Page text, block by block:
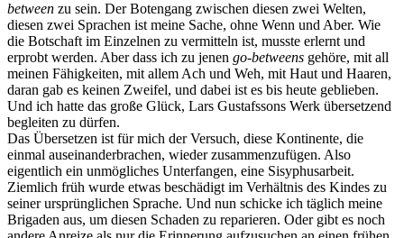
between zu sein. Der Botengang zwischen diesen zwei Welten,
diesen zwei Sprachen ist meine Sache, ohne Wenn und Aber. Wie
die Botschaft im Einzelnen zu vermitteln ist, musste erlernt und
erprobt werden. Aber dass ich zu jenen go-betweens gehöre, mit all
meinen Fähigkeiten, mit allem Ach und Weh, mit Haut und Haaren,
daran gab es keinen Zweifel, und dabei ist es bis heute geblieben.
Und ich hatte das große Glück, Lars Gustafssons Werk übersetzend
begleiten zu dürfen.
Das Übersetzen ist für mich der Versuch, diese Kontinente, die
einmal auseinanderbrachen, wieder zusammenzufügen. Also
eigentlich ein unmögliches Unterfangen, eine Sisyphusarbeit.
Ziemlich früh wurde etwas beschädigt im Verhältnis des Kindes zu
seiner ursprünglichen Sprache. Und nun schicke ich täglich meine
Brigaden aus, um diesen Schaden zu reparieren. Oder gibt es noch